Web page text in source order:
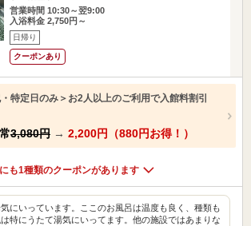
営業時間 10:30～翌9:00
入浴料金 2,750円～
日帰り
クーポンあり
特定日のみ＞お2人以上のご利用で入館料割引
3,080円 → 2,200円（880円お得！）
も1種類のクーポンがあります
気にいっています。ここのお風呂は温度も良く、種類も
特にうたて湯気にいってます。他の施設ではあまりな